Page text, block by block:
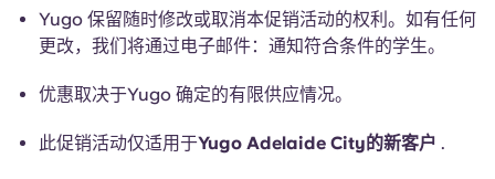
账户 语言
English (GB)
English (US)
选择一个国家
选择一个城市
立即预订
Portuguese
Yugo 保留随时修改或取消本促销活动的权利。如有任何
更改，我们将通过电子邮件：通知符合条件的学生。
优惠取决于Yugo 确定的有限供应情况。
此促销活动仅适用于Yugo Adelaide City的新客户 .